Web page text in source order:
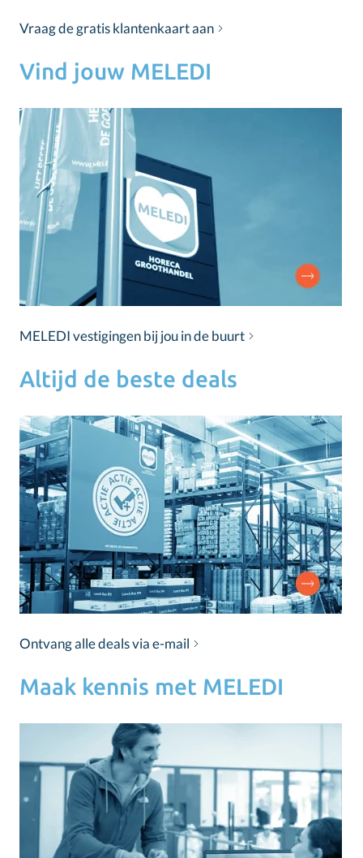
Vraag de gratis klantenkaart aan
Vind jouw MELEDI
MELEDI vestigingen bij jou in de buurt
Altijd de beste deals
Ontvang alle deals via e-mail
Maak kennis met MELEDI